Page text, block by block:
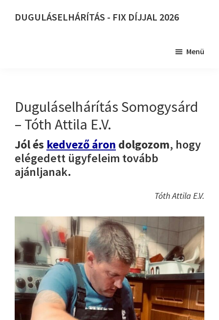
DUGULÁSELHÁRÍTÁS - FIX DÍJJAL 2026
Menü
Duguláselhárítás Somogysárd
– Tóth Attila E.V.
Jól és kedvező áron dolgozom, hogy
elégedett ügyfeleim tovább
ajánljanak.
Tóth Attila E.V.